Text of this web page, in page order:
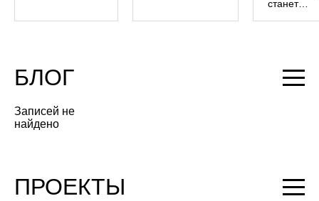
станет…
БЛОГ
Записей не
найдено
ПРОЕКТЫ